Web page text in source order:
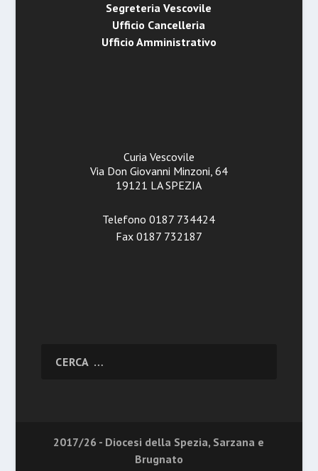
Segreteria Vescovile
Ufficio Cancelleria
Ufficio Amministrativo
Curia Vescovile
Via Don Giovanni Minzoni, 64
19121 LA SPEZIA
Telefono 0187 734424
Fax 0187 732187
2017/26 - Diocesi della Spezia, Sarzana e
Brugnato